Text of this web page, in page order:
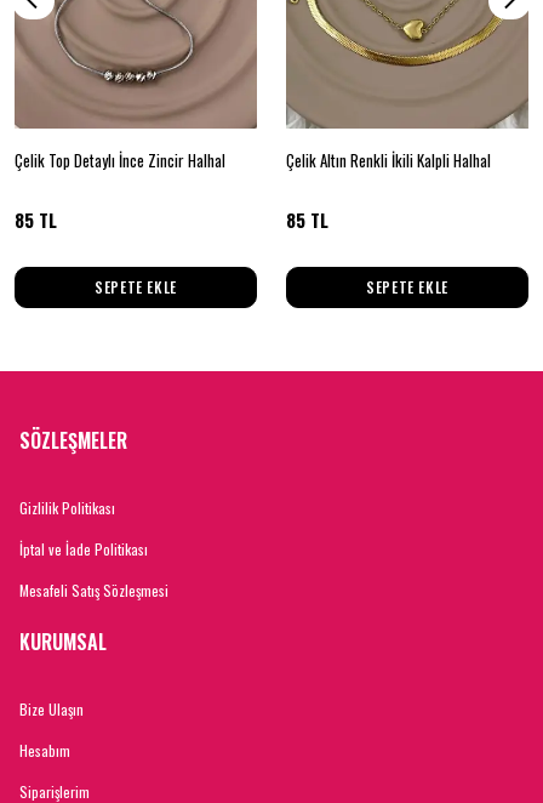
Çelik Top Detaylı İnce Zincir Halhal
85 TL
SEPETE EKLE
Çelik Altın Renkli İkili Kalpli Halhal
85 TL
SEPETE EKLE
SÖZLEŞMELER
Gizlilik Politikası
İptal ve İade Politikası
Mesafeli Satış Sözleşmesi
KURUMSAL
Bize Ulaşın
Hesabım
Siparişlerim